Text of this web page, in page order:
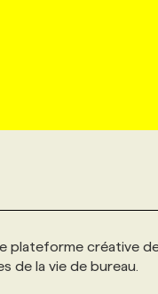
plateforme créative de
de la vie de bureau.